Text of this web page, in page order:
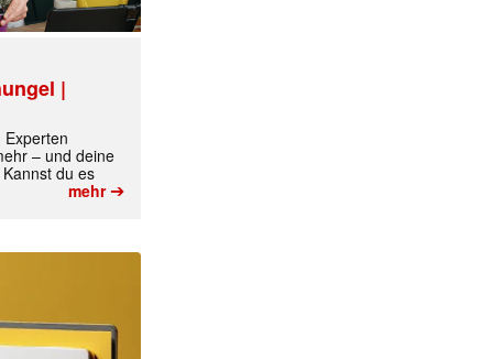
|
Experten
– und deine
du es
mehr➔